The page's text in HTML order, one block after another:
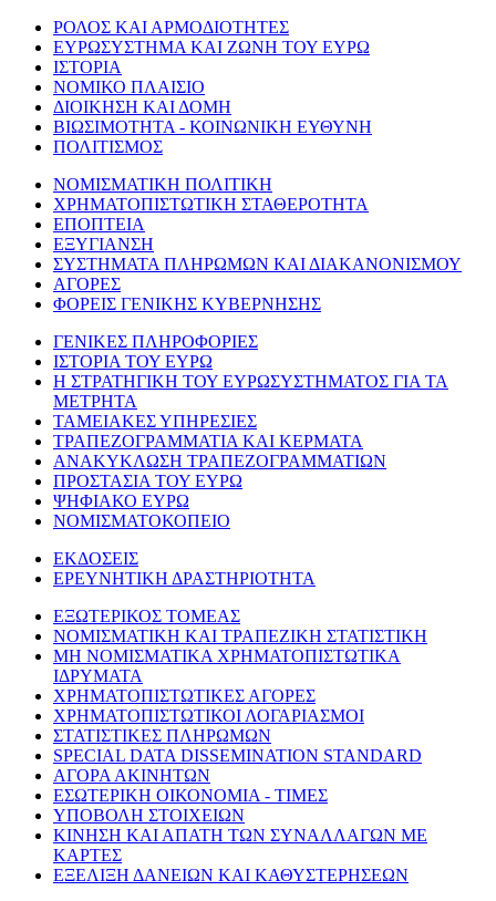
ΡΟΛΟΣ ΚΑΙ ΑΡΜΟΔΙΟΤΗΤΕΣ
ΕΥΡΩΣΥΣΤΗΜΑ ΚΑΙ ΖΩΝΗ ΤΟΥ ΕΥΡΩ
ΙΣΤΟΡΙΑ
ΝΟΜΙΚΟ ΠΛΑΙΣΙΟ
ΔΙΟΙΚΗΣΗ ΚΑΙ ΔΟΜΗ
ΒΙΩΣΙΜΟΤΗΤΑ - ΚΟΙΝΩΝΙΚΗ ΕΥΘΥΝΗ
ΠΟΛΙΤΙΣΜΟΣ
ΝΟΜΙΣΜΑΤΙΚΗ ΠΟΛΙΤΙΚΗ
ΧΡΗΜΑΤΟΠΙΣΤΩΤΙΚΗ ΣΤΑΘΕΡΟΤΗΤΑ
ΕΠΟΠΤΕΙΑ
ΕΞΥΓΙΑΝΣΗ
ΣΥΣΤΗΜΑΤΑ ΠΛΗΡΩΜΩΝ ΚΑΙ ΔΙΑΚΑΝΟΝΙΣΜΟΥ
ΑΓΟΡΕΣ
ΦΟΡΕΙΣ ΓΕΝΙΚΗΣ ΚΥΒΕΡΝΗΣΗΣ
ΓΕΝΙΚΕΣ ΠΛΗΡΟΦΟΡΙΕΣ
ΙΣΤΟΡΙΑ ΤΟΥ ΕΥΡΩ
Η ΣΤΡΑΤΗΓΙΚΗ ΤΟΥ ΕΥΡΩΣΥΣΤΗΜΑΤΟΣ ΓΙΑ ΤΑ
ΜΕΤΡΗΤΑ
ΤΑΜΕΙΑΚΕΣ ΥΠΗΡΕΣΙΕΣ
ΤΡΑΠΕΖΟΓΡΑΜΜΑΤΙΑ ΚΑΙ ΚΕΡΜΑΤΑ
ΑΝΑΚΥΚΛΩΣΗ ΤΡΑΠΕΖΟΓΡΑΜΜΑΤΙΩΝ
ΠΡΟΣΤΑΣΙΑ ΤΟΥ ΕΥΡΩ
ΨΗΦΙΑΚΟ ΕΥΡΩ
ΝΟΜΙΣΜΑΤΟΚΟΠΕΙΟ
ΕΚΔΟΣΕΙΣ
ΕΡΕΥΝΗΤΙΚΗ ΔΡΑΣΤΗΡΙΟΤΗΤΑ
ΕΞΩΤΕΡΙΚΟΣ ΤΟΜΕΑΣ
ΝΟΜΙΣΜΑΤΙΚΗ ΚΑΙ ΤΡΑΠΕΖΙΚΗ ΣΤΑΤΙΣΤΙΚΗ
ΜΗ ΝΟΜΙΣΜΑΤΙΚΑ ΧΡΗΜΑΤΟΠΙΣΤΩΤΙΚΑ
ΙΔΡΥΜΑΤΑ
ΧΡΗΜΑΤΟΠΙΣΤΩΤΙΚΕΣ ΑΓΟΡΕΣ
ΧΡΗΜΑΤΟΠΙΣΤΩΤΙΚΟΙ ΛΟΓΑΡΙΑΣΜΟΙ
ΣΤΑΤΙΣΤΙΚΕΣ ΠΛΗΡΩΜΩΝ
SPECIAL DATA DISSEMINATION STANDARD
ΑΓΟΡΑ ΑΚΙΝΗΤΩΝ
ΕΣΩΤΕΡΙΚΗ ΟΙΚΟΝΟΜΙΑ - ΤΙΜΕΣ
ΥΠΟΒΟΛΗ ΣΤΟΙΧΕΙΩΝ
ΚΙΝΗΣΗ ΚΑΙ ΑΠΑΤΗ ΤΩΝ ΣΥΝΑΛΛΑΓΩΝ ΜΕ
ΚΑΡΤΕΣ
ΕΞΕΛΙΞΗ ΔΑΝΕΙΩΝ ΚΑΙ ΚΑΘΥΣΤΕΡΗΣΕΩΝ